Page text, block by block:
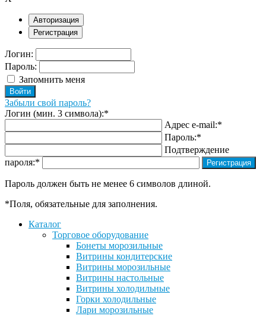
Авторизация
Регистрация
Логин:
Пароль:
Запомнить меня
Забыли свой пароль?
Логин (мин. 3 символа):*
Адрес e-mail:*
Пароль:*
Подтверждение
пароля:*
Пароль должен быть не менее 6 символов длиной.
*Поля, обязательные для заполнения.
Каталог
Торговое оборудование
Бонеты морозильные
Витрины кондитерские
Витрины морозильные
Витрины настольные
Витрины холодильные
Горки холодильные
Лари морозильные